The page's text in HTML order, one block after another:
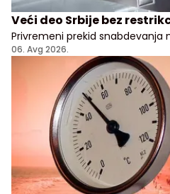
Veći deo Srbije bez
Privremeni prekid snabdevanja
naselja
06. Avg 2026.